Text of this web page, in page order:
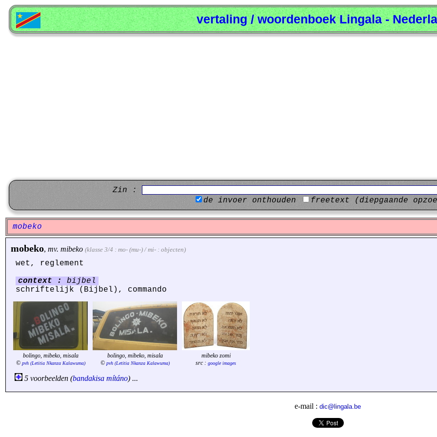
vertaling / woordenboek Lingala -
Zin :
de invoer onthouden
freetext (diepgaande
mobeko
mobeko, mv. mibeko (klasse 3/4 : mo- (mu-) / mi- : objecten)
wet, reglement
context :
bijbel
schriftelijk (Bijbel), commando
bolingo, mibeko, misala
© pvh (Letitia Nkanza Kalawuma)
bolingo, mibeko, misala
© pvh (Letitia Nkanza Kalawuma)
mibeko zomi
src : google images
5 voorbeelden (bandakisa mítáno) ...
e-mail : dic@lingala.be